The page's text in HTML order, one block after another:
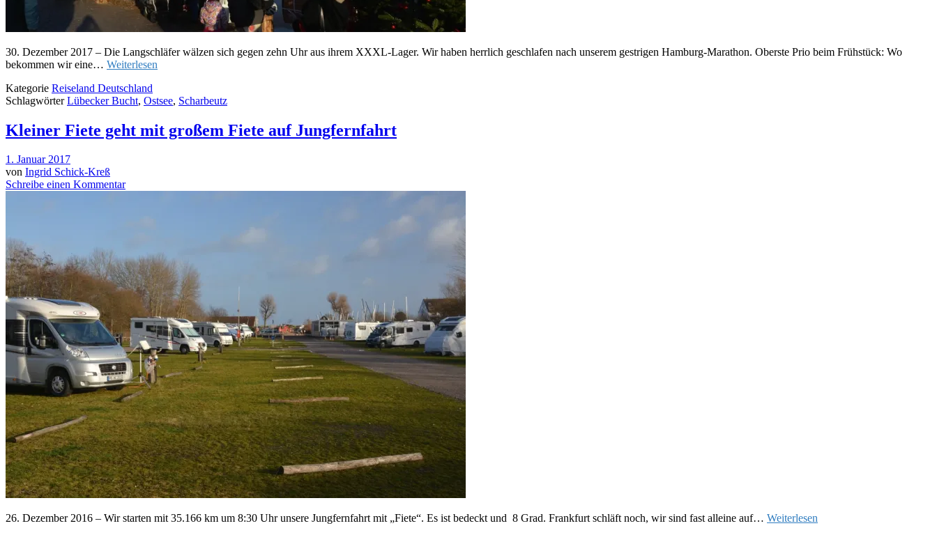
30. Dezember 2017 – Die Langschläfer wälzen sich gegen zehn Uhr aus ihrem XXXL-Lager. Wir haben herrlich geschlafen nach unserem gestrigen Hamburg-Marathon. Oberste Prio beim Frühstück: Wo
bekommen wir eine… Weiterlesen
Kategorie Reiseland Deutschland
SchlagwörterLübecker Bucht, Ostsee, Scharbeutz
Kleiner Fiete geht mit großem Fiete auf Jungfernfahrt
1. Januar 2017
von Ingrid Schick-Kreß
Schreibe einen Kommentar
26. Dezember 2016 – Wir starten mit 35.166 km um 8:30 Uhr unsere Jungfernfahrt mit „Fiete“. Es ist bedeckt und 8 Grad. Frankfurt schläft noch, wir sind fast alleine auf… Weiterlesen